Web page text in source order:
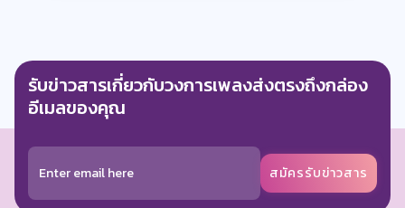
รับข่าวสารเกี่ยวกับวงการเพลงส่งตรงถึงกล่อง
อีเมลของคุณ
สมัครรับข่าวสาร